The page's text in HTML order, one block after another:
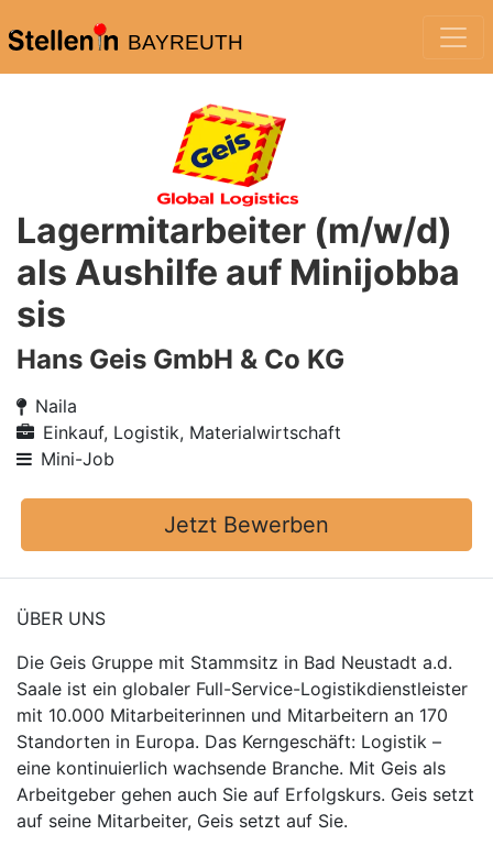
BAYREUTH
Lagermitarbeiter (m/w/d)
als Aushilfe auf Minijobba
sis
Hans Geis GmbH & Co KG
Naila
Einkauf, Logistik, Materialwirtschaft
Mini-Job
Jetzt Bewerben
ÜBER UNS
Die Geis Gruppe mit Stammsitz in Bad Neustadt a.d.
Saale ist ein globaler Full-Service-Logistikdienstleister
mit 10.000 Mitarbeiterinnen und Mitarbeitern an 170
Standorten in Europa. Das Kerngeschäft: Logistik –
eine kontinuierlich wachsende Branche. Mit Geis als
Arbeitgeber gehen auch Sie auf Erfolgskurs. Geis setzt
auf seine Mitarbeiter, Geis setzt auf Sie.